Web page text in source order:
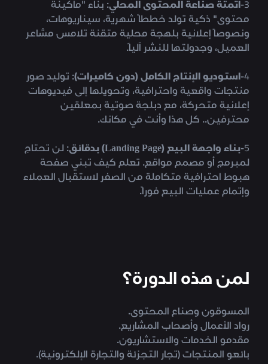
3- أتمتة صناعة المحتوى المحلي: بناء "ماكينة
محتوى" ذكية تولد خططاً شهرية، سيناريوهات،
ونصوصاً إعلانية بلهجة محلية متقنة تلامس مشاعر
العميل، وجدولتها للنشر آلياً.
4- استوديو الإنتاج الكامل (دون كاميرات): توليد صور
منتجات واقعية واحترافية، وتحويلها إلى فيديوهات
إعلانية متحركة، مع دبلجة صوتية بمعلقين
محترفين.. كل هذا وأنت في مكانك.
5- بناء واجهة البيع (Landing Page) بدقائق
: لن تحتاج
لمبرمج أو مصمم مواقع. تعلم كيف تبني صفحة
هبوط احترافية متكاملة من الصفر لاستقبال العملاء
وإتمام عمليات البيع فوراً.
لمن هذه الدورة؟
المسوقون وصناع المحتوى.
رواد الأعمال وأصحاب المشاريع.
مقدمو الخدمات والاستشاريون.
بائعو المنتجات (تجار التجزئة والتجارة الإلكترونية).